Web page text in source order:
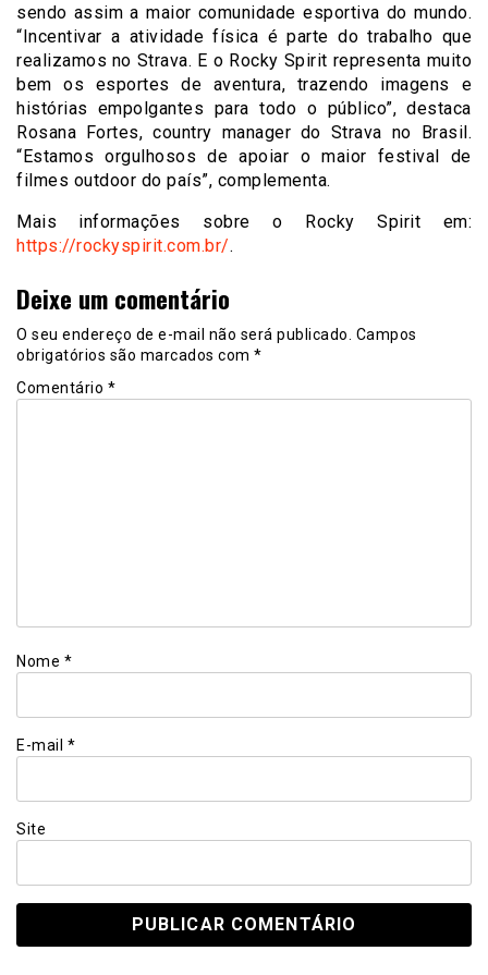
sendo assim a maior comunidade esportiva do mundo.
“Incentivar a atividade física é parte do trabalho que
realizamos no Strava. E o Rocky Spirit representa muito
bem os esportes de aventura, trazendo imagens e
histórias empolgantes para todo o público”, destaca
Rosana Fortes, country manager do Strava no Brasil.
“Estamos orgulhosos de apoiar o maior festival de
filmes outdoor do país”, complementa.
Mais informações sobre o Rocky Spirit em:
https://rockyspirit.com.br/.
Deixe um comentário
O seu endereço de e-mail não será publicado. Campos
obrigatórios são marcados com *
Comentário *
Nome *
E-mail *
Site